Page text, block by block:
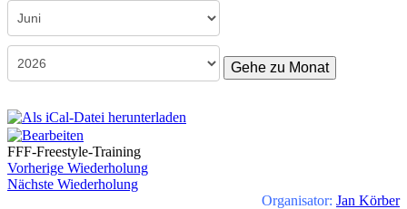
Gehe zu Monat
FFF-Freestyle-Training
Vorherige Wiederholung
Nächste Wiederholung
Organisator: Jan Körber